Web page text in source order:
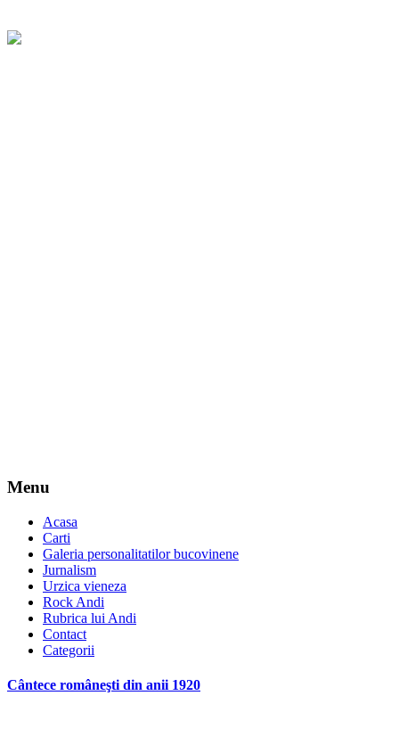
Menu
Acasa
Carti
Galeria personalitatilor bucovinene
Jurnalism
Urzica vieneza
Rock Andi
Rubrica lui Andi
Contact
Categorii
Cântece româneşti din anii 1920